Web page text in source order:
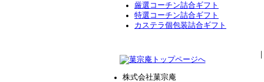
厳選コーチン詰合ギフト
特選コーチン詰合ギフト
カステラ個包装詰合ギフト
株式会社菓宗庵